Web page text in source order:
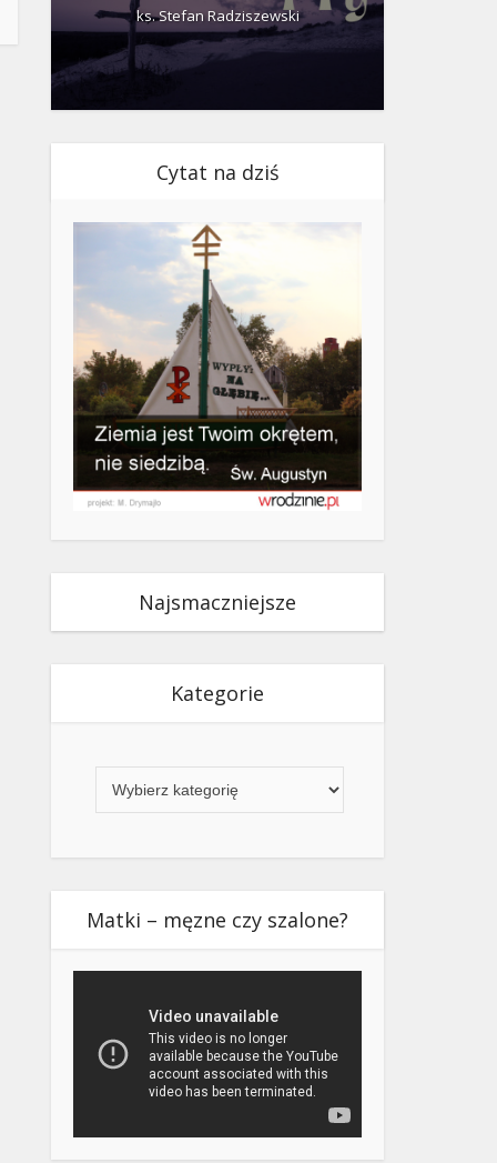
ks. Stefan Radziszewski
Cytat na dziś
Najsmaczniejsze
Kategorie
Matki – męzne czy szalone?